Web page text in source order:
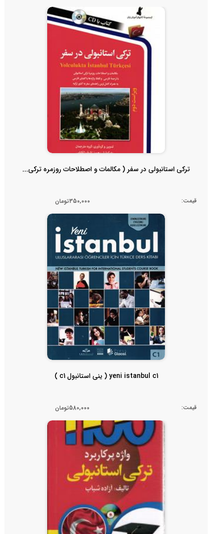
ترکی استانبولی در سفر ( مکالمات و اصطلاحات روزمره ترکی...
قیمت: 350,000تومان
yeni istanbul c1 ( ینی استانبول c1 )
قیمت: 580,000تومان